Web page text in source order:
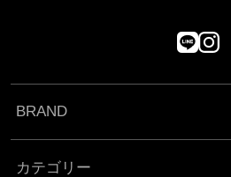
BRAND
カテゴリー